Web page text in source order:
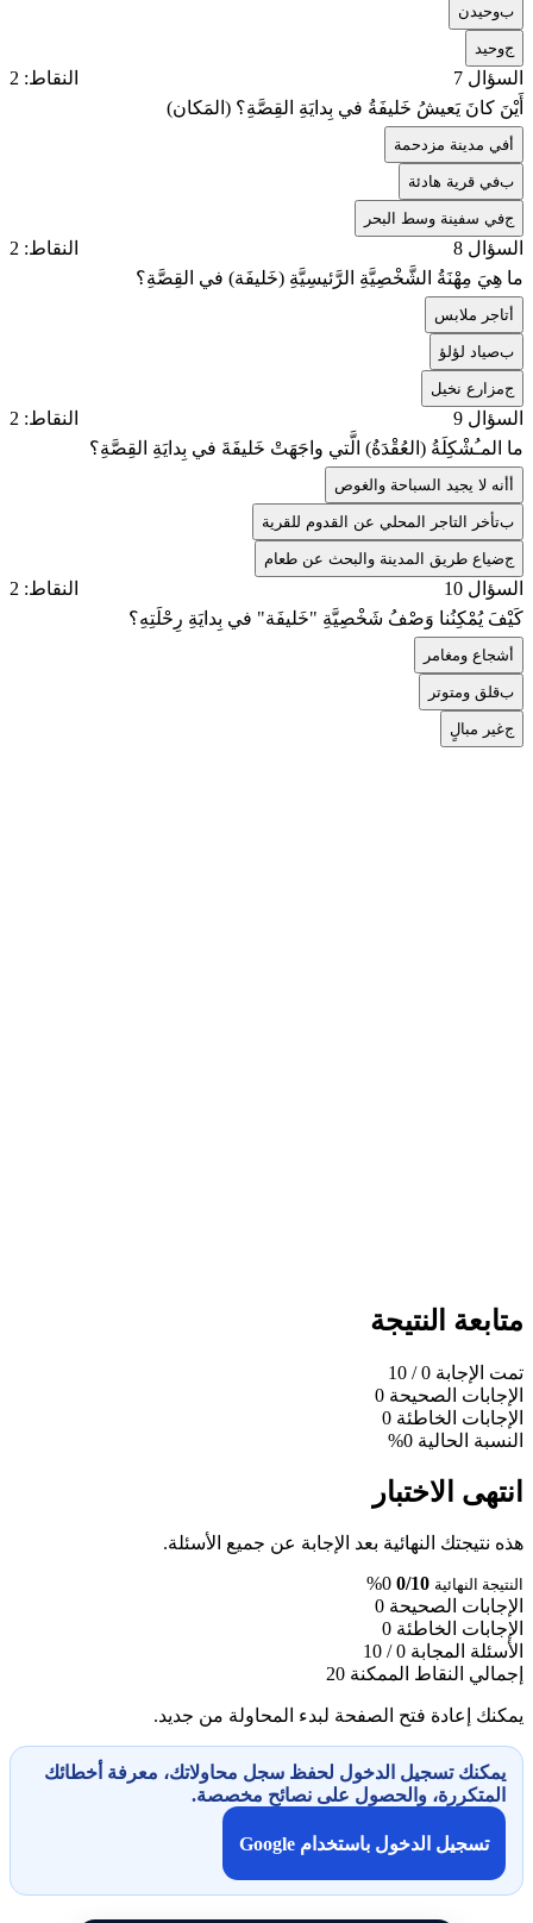
بوحيدن
جوحيد
السؤال 7
النقاط: 2
أَيْنَ كانَ يَعيشُ خَليفَةُ في بِدايَةِ القِصَّةِ؟ (المَكان)
في مدينة مزدحمة
بفي قرية هادئة
جفي سفينة وسط البحر
السؤال 8
النقاط: 2
ما هِيَ مِهْنَةُ الشَّخْصِيَّةِ الرَّئيسِيَّةِ (خَليفَة) في القِصَّةِ؟
تاجر ملابس
بصياد لؤلؤ
جمزارع نخيل
السؤال 9
النقاط: 2
ما المـُشْكِلَةُ (العُقْدَةُ) الَّتي واجَهَتْ خَليفَةَ في بِدايَةِ القِصَّةِ؟
أنه لا يجيد السباحة والغوص
بتأخر التاجر المحلي عن القدوم للقرية
جضياع طريق المدينة والبحث عن طعام
السؤال 10
النقاط: 2
كَيْفَ يُمْكِنُنا وَصْفُ شَخْصِيَّةِ "خَليفَة" في بِدايَةِ رِحْلَتِهِ؟
شجاع ومغامر
بقلق ومتوتر
جغير مبالٍ
متابعة النتيجة
تمت الإجابة 0
/ 10
الإجابات الصحيحة 0
الإجابات الخاطئة 0
النسبة الحالية 0%
انتهى الاختبار
هذه نتيجتك النهائية بعد الإجابة عن جميع الأسئلة.
النتيجة النهائية 0/10
0%
الإجابات الصحيحة 0
الإجابات الخاطئة 0
الأسئلة المجابة 0 / 10
إجمالي النقاط الممكنة 20
يمكنك إعادة فتح الصفحة لبدء المحاولة من جديد.
يمكنك تسجيل الدخول لحفظ سجل محاولاتك، معرفة أخطائك
المتكررة، والحصول على نصائح مخصصة.
تسجيل الدخول باستخدام Google